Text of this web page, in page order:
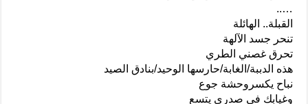
…..
القبلة.. الهائلة
تنحر جسد الآلهة
تحرق غصني الطري
هذه الدببة/الغابة/حارسها الوحيد/بنادق الصيد
نباح يكسروحشة جوع
وغيابك في صدري يتسع